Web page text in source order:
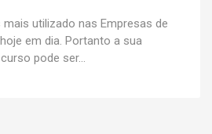
utilizado nas Empresas de
em dia. Portanto a sua
pode ser...